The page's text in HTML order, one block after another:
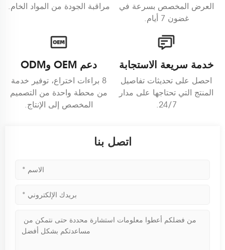
العرض المخصص بسرعة في
غضون 7 أيام.
مراقبة الجودة من المواد الخام.
خدمة سريعة الاستجابة
احصل على تحديثات تفاصيل
المنتج التي تحتاجها على مدار
24/7.
دعم OEM وODM
8 براءات اختراع، توفير خدمة
من محطة واحدة من التصميم
المخصص إلى الإنتاج.
اتصل بنا